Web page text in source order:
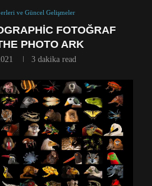
ve Güncel Gelişmeler
FOTOĞRAF
PHOTO ARK
3 dakika read